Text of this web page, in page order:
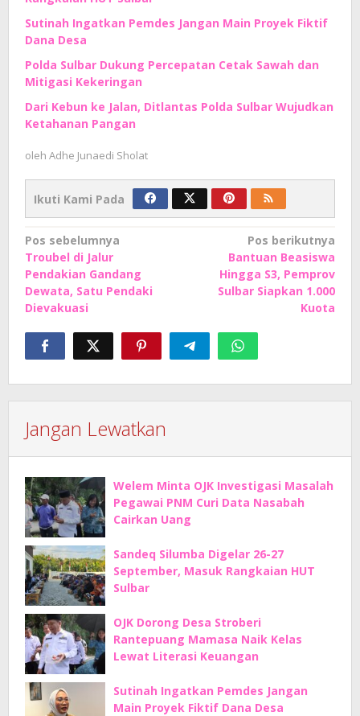
Sutinah Ingatkan Pemdes Jangan Main Proyek Fiktif
Dana Desa
Polda Sulbar Dukung Percepatan Cetak Sawah dan
Mitigasi Kekeringan
Dari Kebun ke Jalan, Ditlantas Polda Sulbar Wujudkan
Ketahanan Pangan
oleh Adhe Junaedi Sholat
Ikuti Kami Pada
Navigasi
pos
Pos sebelumnya
Troubel di Jalur
Pendakian Gandang
Dewata, Satu Pendaki
Dievakuasi
Pos berikutnya
Bantuan Beasiswa
Hingga S3, Pemprov
Sulbar Siapkan 1.000
Kuota
Jangan Lewatkan
Welem Minta OJK Investigasi Masalah
Pegawai PNM Curi Data Nasabah
Cairkan Uang
Sandeq Silumba Digelar 26-27
September, Masuk Rangkaian HUT
Sulbar
OJK Dorong Desa Stroberi
Rantepuang Mamasa Naik Kelas
Lewat Literasi Keuangan
Sutinah Ingatkan Pemdes Jangan
Main Proyek Fiktif Dana Desa